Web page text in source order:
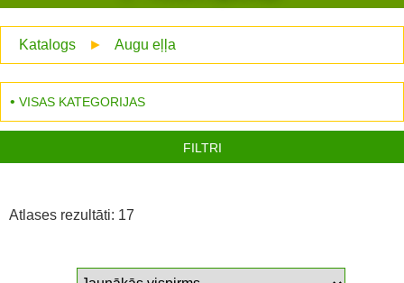
Katalogs ► Augu eļļa
VISAS KATEGORIJAS
FILTRI
Atlases rezultāti: 17